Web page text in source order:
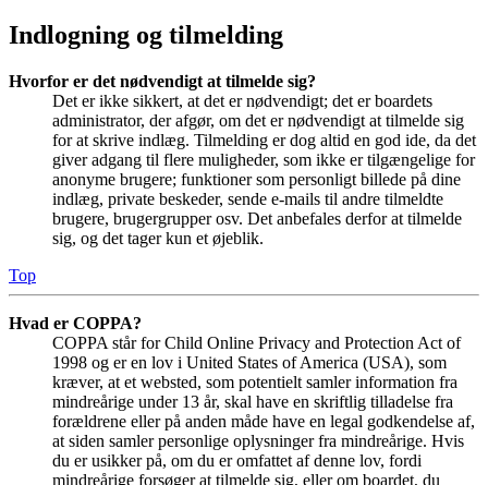
Indlogning og tilmelding
Hvorfor er det nødvendigt at tilmelde sig?
Det er ikke sikkert, at det er nødvendigt; det er boardets
administrator, der afgør, om det er nødvendigt at tilmelde sig
for at skrive indlæg. Tilmelding er dog altid en god ide, da det
giver adgang til flere muligheder, som ikke er tilgængelige for
anonyme brugere; funktioner som personligt billede på dine
indlæg, private beskeder, sende e-mails til andre tilmeldte
brugere, brugergrupper osv. Det anbefales derfor at tilmelde
sig, og det tager kun et øjeblik.
Top
Hvad er COPPA?
COPPA står for Child Online Privacy and Protection Act of
1998 og er en lov i United States of America (USA), som
kræver, at et websted, som potentielt samler information fra
mindreårige under 13 år, skal have en skriftlig tilladelse fra
forældrene eller på anden måde have en legal godkendelse af,
at siden samler personlige oplysninger fra mindreårige. Hvis
du er usikker på, om du er omfattet af denne lov, fordi
mindreårige forsøger at tilmelde sig, eller om boardet, du